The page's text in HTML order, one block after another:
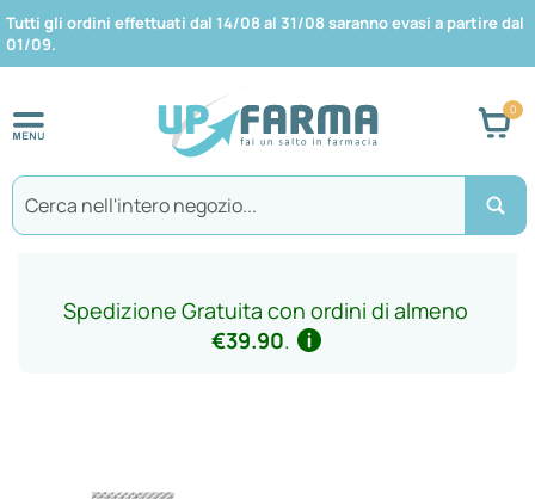
Tutti gli ordini effettuati dal 14/08 al 31/08 saranno evasi a partire dal
01/09.
Spedizione Gratuita con ordini di almeno
€39.90.